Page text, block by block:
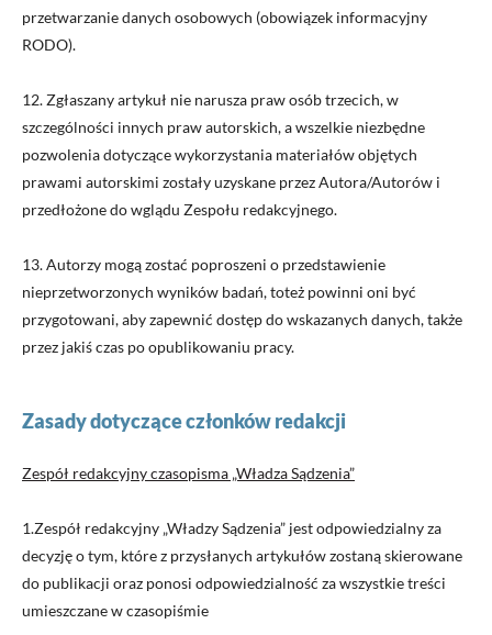
przetwarzanie danych osobowych (obowiązek informacyjny
RODO).
12. Zgłaszany artykuł nie narusza praw osób trzecich, w
szczególności innych praw autorskich, a wszelkie niezbędne
pozwolenia dotyczące wykorzystania materiałów objętych
prawami autorskimi zostały uzyskane przez Autora/Autorów i
przedłożone do wglądu Zespołu redakcyjnego.
13. Autorzy mogą zostać poproszeni o przedstawienie
nieprzetworzonych wyników badań, toteż powinni oni być
przygotowani, aby zapewnić dostęp do wskazanych danych, także
przez jakiś czas po opublikowaniu pracy.
Zasady dotyczące członków redakcji
Zespół redakcyjny czasopisma „Władza Sądzenia”
1.Zespół redakcyjny „Władzy Sądzenia” jest odpowiedzialny za
decyzję o tym, które z przysłanych artykułów zostaną skierowane
do publikacji oraz ponosi odpowiedzialność za wszystkie treści
umieszczane w czasopiśmie